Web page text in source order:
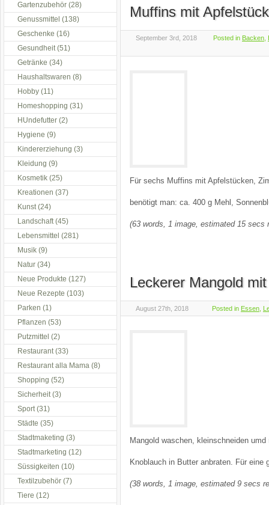
Muffins mit
September 3rd, 2018 Posted in Backen
Für sechs Muffins mit Apfelstücken,
benötigt man: ca. 400 g Mehl,
(63 words, 1 image, estimated 15 secs
Leckerer Mangold
August 27th, 2018 Posted in Essen
Mangold waschen, kleinschneiden
Knoblauch in Butter anbraten. Für eine
(38 words, 1 image, estimated 9 secs
Gartenzubehör (28)
Genussmittel (138)
Geschenke (16)
Gesundheit(51)
Getränke (34)
Haushaltswaren (8)
Hobby (11)
Homeshopping (31)
HUndefutter (2)
Hygiene (9)
Kindererziehung (3)
Kleidung (9)
Kosmetik (25)
Kreationen (37)
Kunst(24)
Landschaft(45)
Lebensmittel (281)
Musik (9)
Natur (34)
Neue Produkte (127)
Neue Rezepte (103)
Parken (1)
Pflanzen (53)
Putzmittel (2)
Restaurant(33)
Restaurant alla Mama (8)
Shopping (52)
Sicherheit(3)
Sport(31)
Städte (35)
Stadtmaketing (3)
Stadtmarketing (12)
Süssigkeiten (10)
Textilzubehör (7)
Tiere (12)